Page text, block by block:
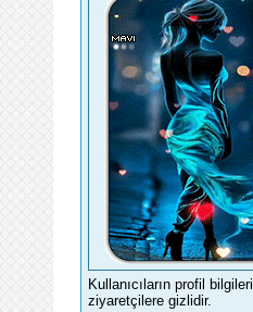
Kullanıcıların profil bilgileri
ziyaretçilere gizlidir.